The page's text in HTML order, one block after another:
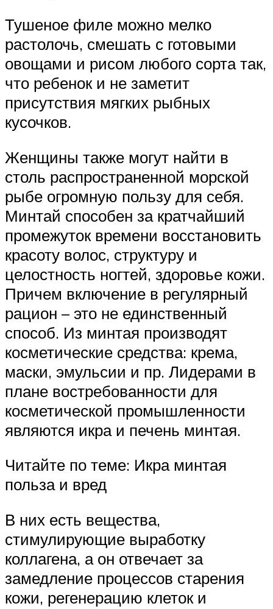
Тушеное филе можно мелко
растолочь, смешать с готовыми
овощами и рисом любого сорта так,
что ребенок и не заметит
присутствия мягких рыбных
кусочков.
Женщины также могут найти в
столь распространенной морской
рыбе огромную пользу для себя.
Минтай способен за кратчайший
промежуток времени восстановить
красоту волос, структуру и
целостность ногтей, здоровье кожи.
Причем включение в регулярный
рацион – это не единственный
способ. Из минтая производят
косметические средства: крема,
маски, эмульсии и пр. Лидерами в
плане востребованности для
косметической промышленности
являются икра и печень минтая.
Читайте по теме: Икра минтая
польза и вред
В них есть вещества,
стимулирующие выработку
коллагена, а он отвечает за
замедление процессов старения
кожи, регенерацию клеток и